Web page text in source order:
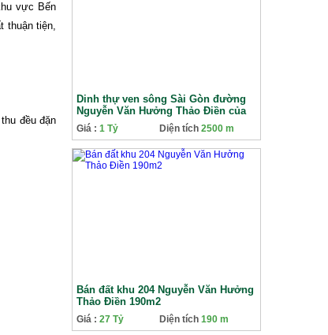
vực Bến
thuận tiện,
đều đặn
Dinh thự ven sông Sài Gòn đường
Nguyễn Văn Hưởng Thảo Điền của
doanh nhân Jonathan Hạnh Nguyễn
Giá : 1 Tỷ Diện tích 2500 m
Bán đất khu 204 Nguyễn Văn Hưởng
Thảo Điền 190m2
Giá : 27 Tỷ Diện tích 190 m